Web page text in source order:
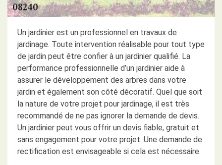
Un jardinier est un professionnel en travaux de
jardinage. Toute intervention réalisable pour tout type
de jardin peut être confier à un jardinier qualifié. La
performance professionnelle d’un jardinier aide à
assurer le développement des arbres dans votre
jardin et également son côté décoratif. Quel que soit
la nature de votre projet pour jardinage, il est très
recommandé de ne pas ignorer la demande de devis.
Un jardinier peut vous offrir un devis fiable, gratuit et
sans engagement pour votre projet. Une demande de
rectification est envisageable si cela est nécessaire.